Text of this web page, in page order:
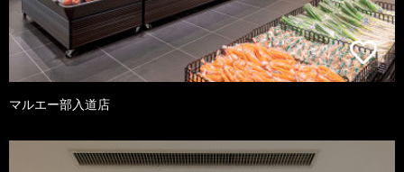
マルエー部入道店